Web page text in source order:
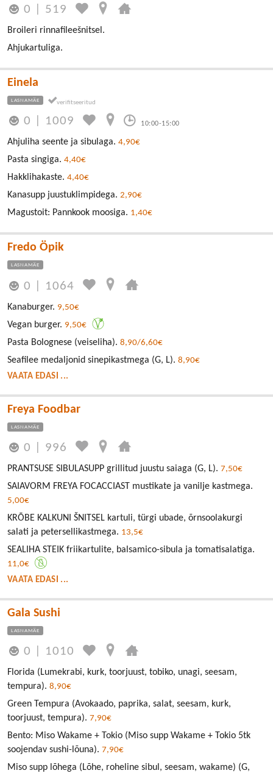
0 519
Broileri rinnafileešnitsel.
Ahjukartuliga.
Einela
LASNAMÄE
0 1009 10:00-15:00
Ahjuliha seente ja sibulaga. 4,90€
Pasta singiga. 4,40€
Hakklihakaste. 4,40€
Kanasupp juustuklimpidega. 2,90€
Magustoit: Pannkook moosiga. 1,40€
Fredo Öpik
LASNAMÄE
0 1064
Kanaburger. 9,50€
Vegan burger. 9,50€
Pasta Bolognese (veiseliha). 8,90/6,60€
Seafilee medaljonid sinepikastmega (G, L). 8,90€
VAATA EDASI ...
Freya Foodbar
LASNAMÄE
0 996
PRANTSUSE SIBULASUPP grillitud juustu saiaga (G, L). 7,50€
SAIAVORM FREYA FOCACCIAST mustikate ja vanilje kastmega.
5,00€
KRÕBE KALKUNI ŠNITSEL kartuli, türgi ubade, õrnsoolakurgi
salati ja petersellikastmega. 13,5€
SEALIHA STEIK friikartulite, balsamico-sibula ja tomatisalatiga.
11,0€
VAATA EDASI ...
Gala Sushi
LASNAMÄE
0 1010
Florida (Lumekrabi, kurk, toorjuust, tobiko, unagi, seesam,
tempura). 8,90€
Green Tempura (Avokaado, paprika, salat, seesam, kurk,
toorjuust, tempura). 7,90€
Bento: Miso Wakame + Tokio (Miso supp Wakame + Tokio 5tk
soojendav sushi-lõuna). 7,90€
Miso supp lõhega (Lõhe, roheline sibul, seesam, wakame) (G,